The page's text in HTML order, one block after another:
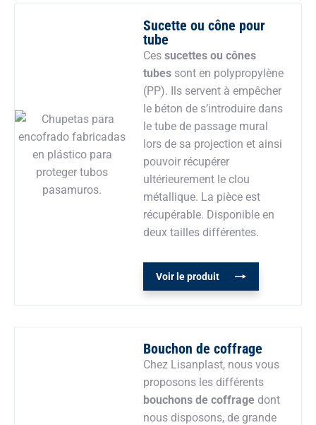
Sucette ou cône pour
tube
Cessucettes ou cônes
tubes sont en polypropylène
(PP). Ils servent à empêcher
le béton de s’introduire dans
le tube de passage mural
lors de sa projection et ainsi
pouvoir récupérer
ultérieurement le clou
métallique. La pièce est
récupérable. Disponible en
deux tailles différentes.
Voir le produit
Bouchon de coffrage
Chez Lisanplast, nous vous
proposons les différents
bouchons de coffrage dont
nous disposons, de grande